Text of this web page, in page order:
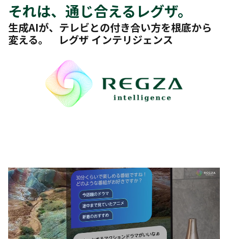
それは、通じ合えるレグザ。
生成AIが、テレビとの付き合い方を根底から
変える。 レグザ インテリジェンス